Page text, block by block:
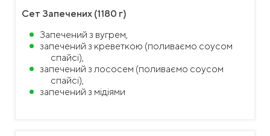
Сет Запечених (1180 г)
Запечений з вугрем,
запечений з креветкою (поливаємо соусом
спайсі),
запечений з лососем (поливаємо соусом
спайсі),
запечений з мідіями